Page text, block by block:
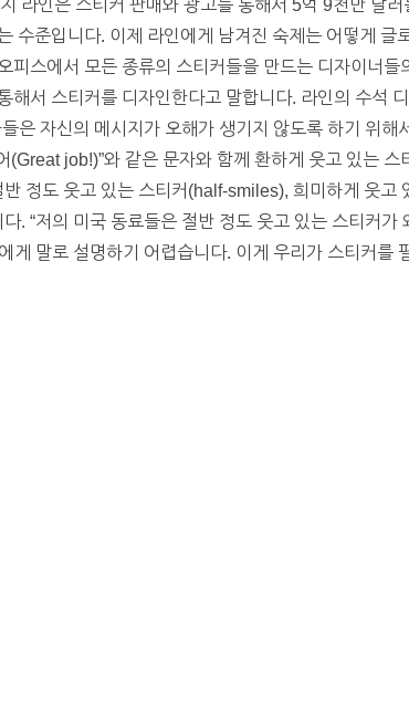
라인은 스티커 판매와 광고를 통해서 5억 9천만 달
수준입니다. 이제 라인에게 남겨진 숙제는 어떻게 글
피스에서 모든 종류의 스티커들을 만드는 디자이너들
해서 스티커를 디자인한다고 말합니다. 라인의 수석
은 자신의 메시지가 오해가 생기지 않도록 하기 위해
(Great job!)”와 같은 문자와 함께 환하게 웃고 있는
정도 웃고 있는 스티커(half-smiles), 희미하게 웃
. “저의 미국 동료들은 절반 정도 웃고 있는 스티커
게 말로 설명하기 어렵습니다. 이게 우리가 스티커를